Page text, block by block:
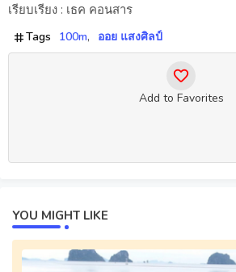
เรียบเรียง : เธค คอนสาร
Tags 100m ออย แสงศิลป์
Add to Favorites
YOU MIGHT LIKE